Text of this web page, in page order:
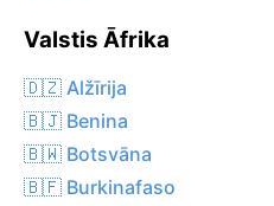
Valstis Āfrika
🇩🇿 Alžīrija
🇧🇯 Benina
🇧🇼 Botsvāna
🇧🇫 Burkinafaso